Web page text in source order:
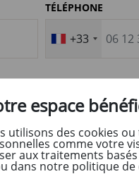
TÉLÉPHONE
+33
espace
utilisons des cookies
comme votre
aux traitements
dans notre politique